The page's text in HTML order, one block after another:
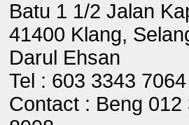
Batu 1 1/2 Jalan
41400 Klang,
Darul Ehsan
Tel : 603 3343 7064
Contact : Beng 012